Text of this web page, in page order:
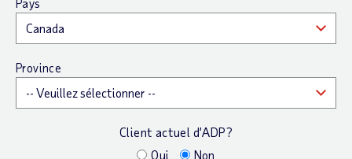
Pays
Province
Client actuel d’ADP?
Oui
Non